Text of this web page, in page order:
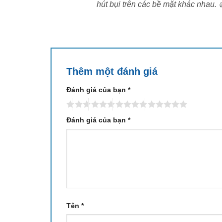
Lực hút HyperForce 18.500Pa –
dàng hút sạch bụi mịn, tóc, lông thú và
hút bụi trên các bề mặt khác nhau.
Thêm một đánh giá
Đánh giá của bạn *
Đánh giá của bạn *
Tên *